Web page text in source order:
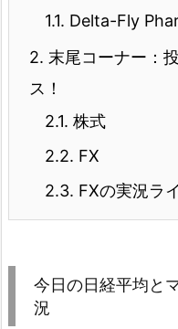
1.1. Delta-Fly
2. 末尾コーナー：
ス！
2.1. 株式
2.2. FX
2.3. FXの実況ラ
今日の日経平均と
況